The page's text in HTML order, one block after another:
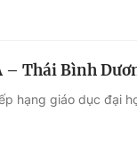
Thái Bình
hạng giáo dục đại